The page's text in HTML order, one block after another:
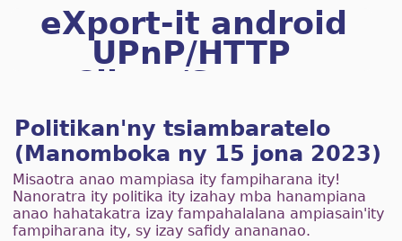
eXport-it android
UPnP/HTTP
Client/Server
Politikan'ny tsiambaratelo
(Manomboka ny 15 jona 2023)
Misaotra anao mampiasa ity fampiharana ity!
Nanoratra ity politika ity izahay mba hanampiana
anao hahatakatra izay fampahalalana ampiasain'ity
fampiharana ity, sy izay safidy anananao.